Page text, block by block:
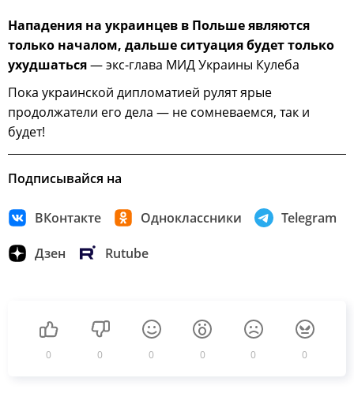
Нападения на украинцев в Польше являются
только началом, дальше ситуация будет только
ухудшаться— экс-глава МИД Украины Кулеба
Пока украинской дипломатией рулят ярые
продолжатели его дела — не сомневаемся, так и
будет!
Подписывайся на
ВКонтакте Одноклассники Telegram
Дзен Rutube
0 0 0 0 0 0